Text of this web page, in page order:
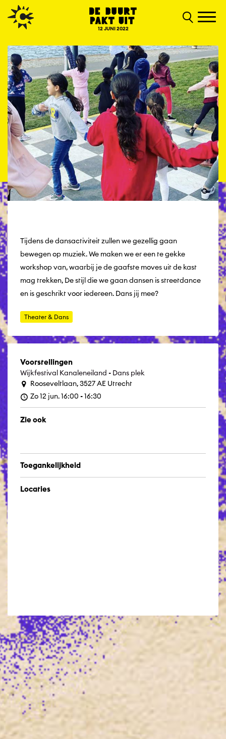
12 JUNI 2022
Tijdens de dansactiviteit zullen we gezellig gaan
bewegen op muziek. We maken we er een te gekke
workshop van, waarbij je de gaafste moves uit de kast
mag trekken, De stijl die we gaan dansen is streetdance
en is geschrikt voor iedereen. Dans jij mee?
Theater & Dans
Voorstellingen
Wijkfestival Kanaleneiland - Dans plek
Rooseveltlaan, 3527 AE Utrecht
Zo 12 jun. 16:00 - 16:30
Zie ook
Toegankelijkheid
Locaties